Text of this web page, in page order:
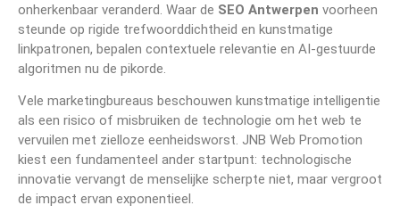
onherkenbaar veranderd. Waar de SEO Antwerpen voorheen
steunde op rigide trefwoorddichtheid en kunstmatige
linkpatronen, bepalen contextuele relevantie en AI-gestuurde
algoritmen nu de pikorde.
Vele marketingbureaus beschouwen kunstmatige intelligentie
als een risico of misbruiken de technologie om het web te
vervuilen met zielloze eenheidsworst. JNB Web Promotion
kiest een fundamenteel ander startpunt: technologische
innovatie vervangt de menselijke scherpte niet, maar vergroot
de impact ervan exponentieel.